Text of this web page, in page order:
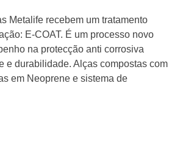
Metalife recebem um tratamento
E-COAT. É um processo novo
na protecção anti corrosiva
e durabilidade. Alças compostas com
em Neoprene e sistema de